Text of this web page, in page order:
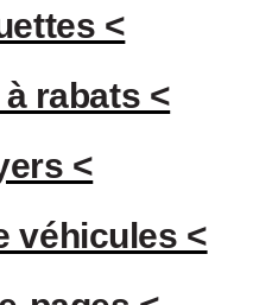
<
rabats <
<
véhicules <